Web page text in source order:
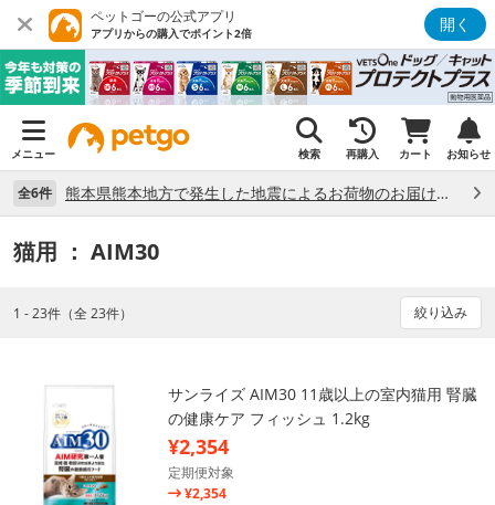
ペットゴーの公式アプリ
アプリからの購入でポイント2倍 開く
メニュー 検索 再購入 カート お知らせ
全6件 熊本県熊本地方で発生した地震によるお荷物のお届け状況について （7/28）
猫用 ： AIM30
1 - 23件（全 23件） 絞り込み
サンライズ AIM30 11歳以上の室内猫用 腎臓
の健康ケア フィッシュ 1.2kg
¥2,354
定期便対象
¥2,354